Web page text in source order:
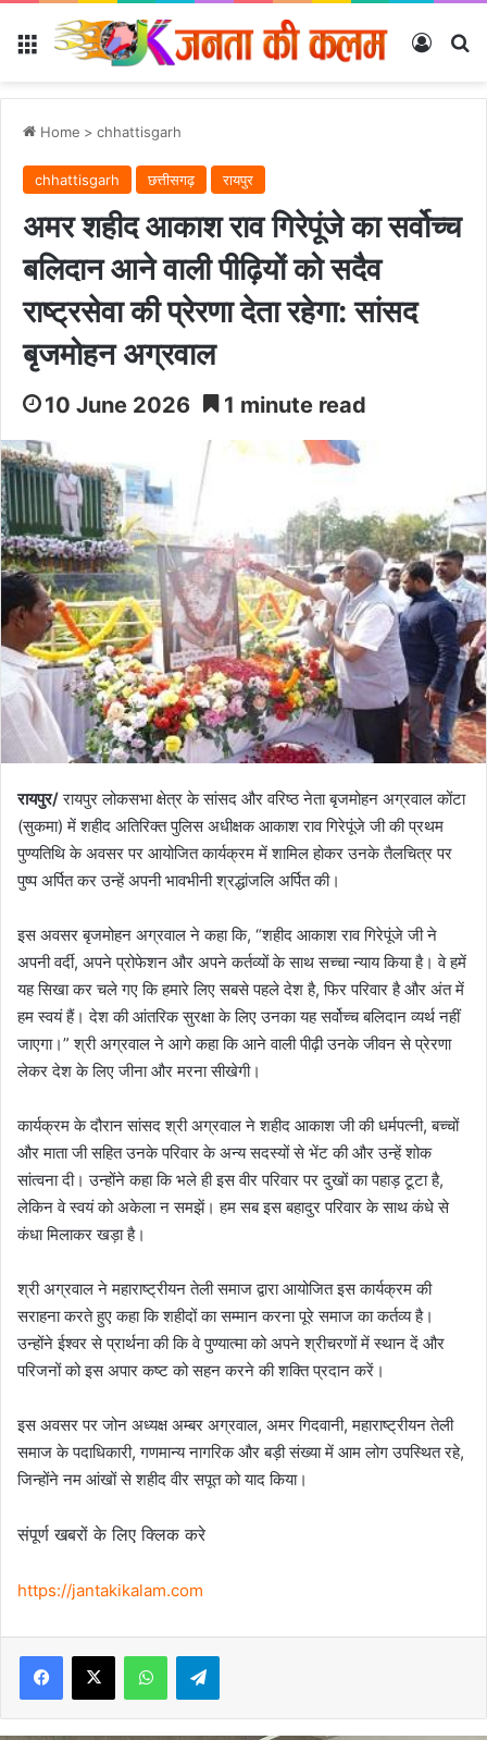
Menu Log In
Home > chhattisgarh
chhattisgarh छत्तीसगढ़ रायपुर
अमर शहीद आकाश राव गिरेपूंजे का सर्वोच्च
बलिदान आने वाली पीढ़ियों को सदैव
राष्ट्रसेवा की प्रेरणा देता रहेगा: सांसद
बृजमोहन अग्रवाल
10 June 2026 1 minute read
रायपुर/रायपुर लोकसभा क्षेत्र के सांसद और वरिष्ठ नेता बृजमोहन अग्रवाल कोंटा
(सुकमा) में शहीद अतिरिक्त पुलिस अधीक्षक आकाश राव गिरेपूंजे जी की प्रथम
पुण्यतिथि के अवसर पर आयोजित कार्यक्रम में शामिल होकर उनके तैलचित्र पर
पुष्प अर्पित कर उन्हें अपनी भावभीनी श्रद्धांजलि अर्पित की।
इस अवसर बृजमोहन अग्रवाल ने कहा कि, “शहीद आकाश राव गिरेपूंजे जी ने
अपनी वर्दी, अपने प्रोफेशन और अपने कर्तव्यों के साथ सच्चा न्याय किया है। वे हमें
यह सिखा कर चले गए कि हमारे लिए सबसे पहले देश है, फिर परिवार है और अंत में
हम स्वयं हैं। देश की आंतरिक सुरक्षा के लिए उनका यह सर्वोच्च बलिदान व्यर्थ नहीं
जाएगा।” श्री अग्रवाल ने आगे कहा कि आने वाली पीढ़ी उनके जीवन से प्रेरणा
लेकर देश के लिए जीना और मरना सीखेगी।
कार्यक्रम के दौरान सांसद श्री अग्रवाल ने शहीद आकाश जी की धर्मपत्नी, बच्चों
और माता जी सहित उनके परिवार के अन्य सदस्यों से भेंट की और उन्हें शोक
सांत्वना दी। उन्होंने कहा कि भले ही इस वीर परिवार पर दुखों का पहाड़ टूटा है,
लेकिन वे स्वयं को अकेला न समझें। हम सब इस बहादुर परिवार के साथ कंधे से
कंधा मिलाकर खड़ा है।
श्री अग्रवाल ने महाराष्ट्रीयन तेली समाज द्वारा आयोजित इस कार्यक्रम की
सराहना करते हुए कहा कि शहीदों का सम्मान करना पूरे समाज का कर्तव्य है।
उन्होंने ईश्वर से प्रार्थना की कि वे पुण्यात्मा को अपने श्रीचरणों में स्थान दें और
परिजनों को इस अपार कष्ट को सहन करने की शक्ति प्रदान करें।
इस अवसर पर जोन अध्यक्ष अम्बर अग्रवाल, अमर गिदवानी, महाराष्ट्रीयन तेली
समाज के पदाधिकारी, गणमान्य नागरिक और बड़ी संख्या में आम लोग उपस्थित रहे,
जिन्होंने नम आंखों से शहीद वीर सपूत को याद किया।
संपूर्ण खबरों के लिए क्लिक करे
https://jantakikalam.com
Facebook
X WhatsAppTelegram